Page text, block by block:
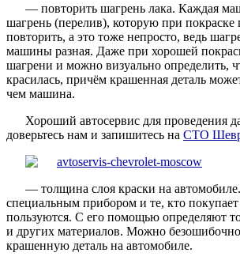
— повторить шагрень лака. Каждая
шагрень (перелив), которую при покраске
повторить, а это тоже непросто, ведь
машины разная. Даже при хорошей
шагрени и можно визуально определить,
красилась, причём крашенная деталь
чем машина.
Хороший автосервис для проведения
доверьтесь нам и запишитесь на СТО
— толщина слоя краски на
специальным прибором и те, кто
пользуются. С его помощью определяют
и других материалов. Можно
крашенную деталь на автомобиле.